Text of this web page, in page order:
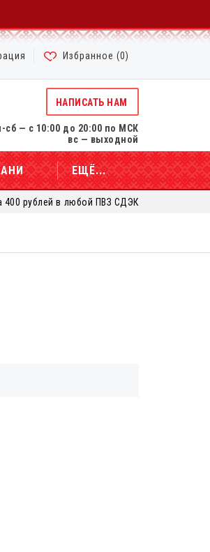
Избранное (0)
НАПИСАТЬ НАМ
сб — с 10:00 до 20:00 по МСК
вс — выходной
ЕЩЁ...
400 рублей в любой ПВЗ СДЭК